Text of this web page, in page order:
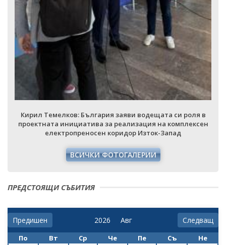
Кирил Темелков: България заяви водещата си роля в
проектната инициатива за реализация на комплексен
електропреносен коридор Изток-Запад
ВСИЧКИ ФОТОГАЛЕРИИ
ПРЕДСТОЯЩИ СЪБИТИЯ
Предишен Следващ
По Вт Ср Че Пе Съ Не